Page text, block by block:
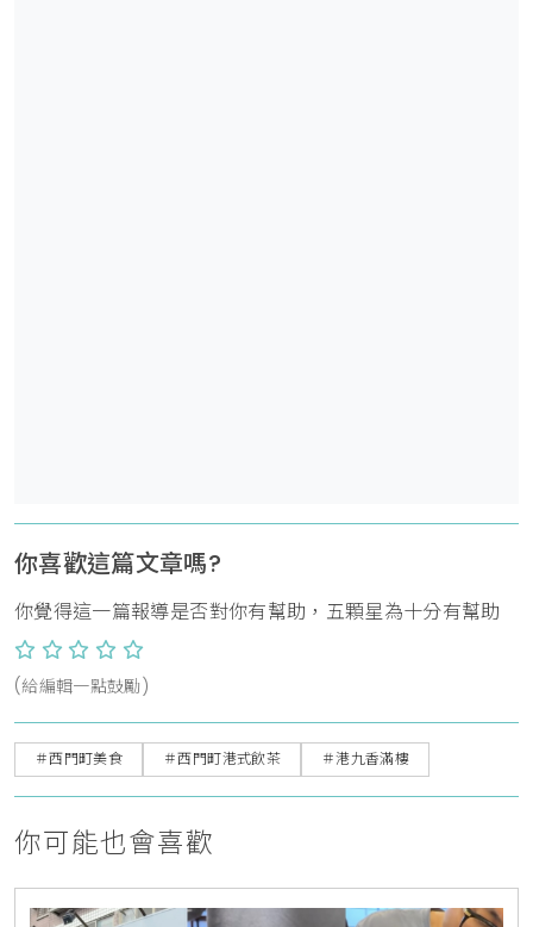
你喜歡這篇文章嗎?
你覺得這一篇報導是否對你有幫助，五顆星為十分有幫助
(給編輯一點鼓勵)
＃西門町美食 ＃西門町港式飲茶 ＃港九香滿樓
你可能也會喜歡